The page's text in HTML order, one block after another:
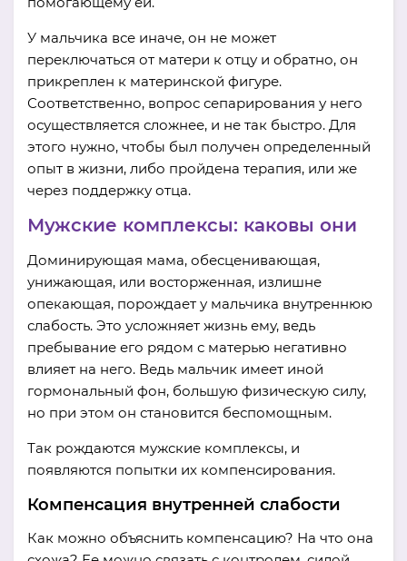
У мальчика все иначе, он не может
переключаться от матери к отцу и обратно, он
прикреплен к материнской фигуре.
Соответственно, вопрос сепарирования у него
осуществляется сложнее, и не так быстро. Для
этого нужно, чтобы был получен определенный
опыт в жизни, либо пройдена терапия, или же
через поддержку отца.
Мужские комплексы: каковы они
Доминирующая мама, обесценивающая,
унижающая, или восторженная, излишне
опекающая, порождает у мальчика внутреннюю
слабость. Это усложняет жизнь ему, ведь
пребывание его рядом с матерью негативно
влияет на него. Ведь мальчик имеет иной
гормональный фон, большую физическую силу,
но при этом он становится беспомощным.
Так рождаются мужские комплексы, и
появляются попытки их компенсирования.
Компенсация внутренней слабости
Как можно объяснить компенсацию? На что она